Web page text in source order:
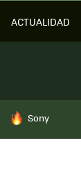
ACTUALIDAD
HOY SE
Sony